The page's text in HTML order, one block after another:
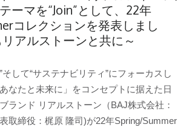
ーマを“Join”として、22年
コレクションを発表しまし
アルストーンと共に～
そして“サステナビリティ”にフォーカスし
なたと未来に」をコンセプトに据えた日
ランド リアルストーン（BAJ株式会社：
取締役：梶原 隆司)が22年Spring/Summer